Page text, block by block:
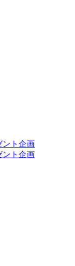
ント企画
ント企画